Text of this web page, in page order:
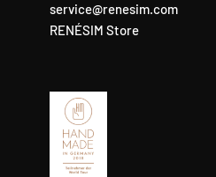
service@renesim.com
RENÉSIM Store